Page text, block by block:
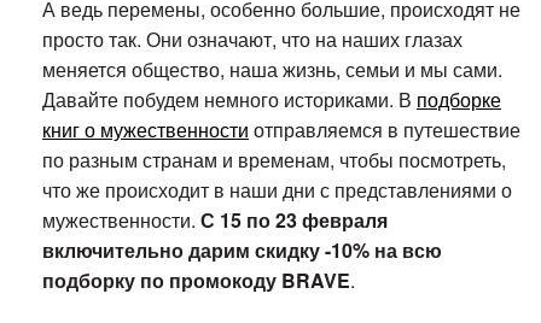
А ведь перемены, особенно большие, происходят не
просто так. Они означают, что на наших глазах
меняется общество, наша жизнь, семьи и мы сами.
Давайте побудем немного историками. В подборке
книг о мужественности отправляемся в путешествие
по разным странам и временам, чтобы посмотреть,
что же происходит в наши дни с представлениями о
мужественности. С 15 по 23 февраля
включительно дарим скидку -10% на всю
подборку по промокоду BRAVE.